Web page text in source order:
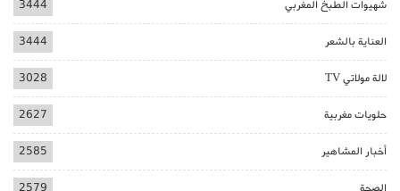
شهيوات الطبخ المغربي 3444
العناية بالشعر 3444
لالة مولاتي TV 3028
حلويات مغربية 2627
أخبار المشاهير 2585